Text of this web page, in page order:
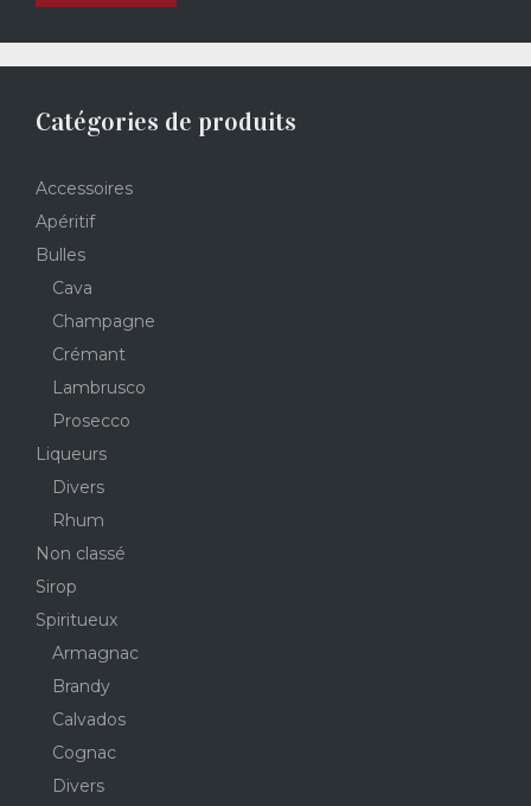
Catégories de produits
Accessoires
Apéritif
Bulles
Cava
Champagne
Crémant
Lambrusco
Prosecco
Liqueurs
Divers
Rhum
Non classé
Sirop
Spiritueux
Armagnac
Brandy
Calvados
Cognac
Divers